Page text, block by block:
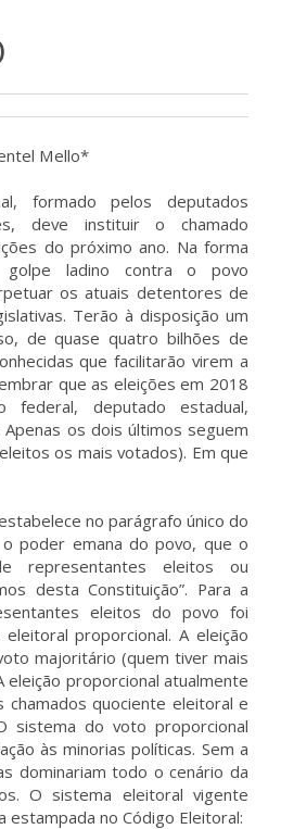
Mello*
formado pelos deputados
deve instituir o chamado
do próximo ano. Na forma
golpe ladino contra o povo
os atuais detentores de
Terão à disposição um
de quase quatro bilhões de
que facilitarão virem a
que as eleições em 2018
federal, deputado estadual,
os dois últimos seguem
os mais votados). Em que
no parágrafo único do
poder emana do povo, que o
representantes eleitos ou
desta Constituição”. Para a
eleitos do povo foi
proporcional. A eleição
majoritário (quem tiver mais
eleição proporcional atualmente
chamados quociente eleitoral e
sistema do voto proporcional
às minorias políticas. Sem a
dominariam todo o cenário da
O sistema eleitoral vigente
estampada no Código Eleitoral: